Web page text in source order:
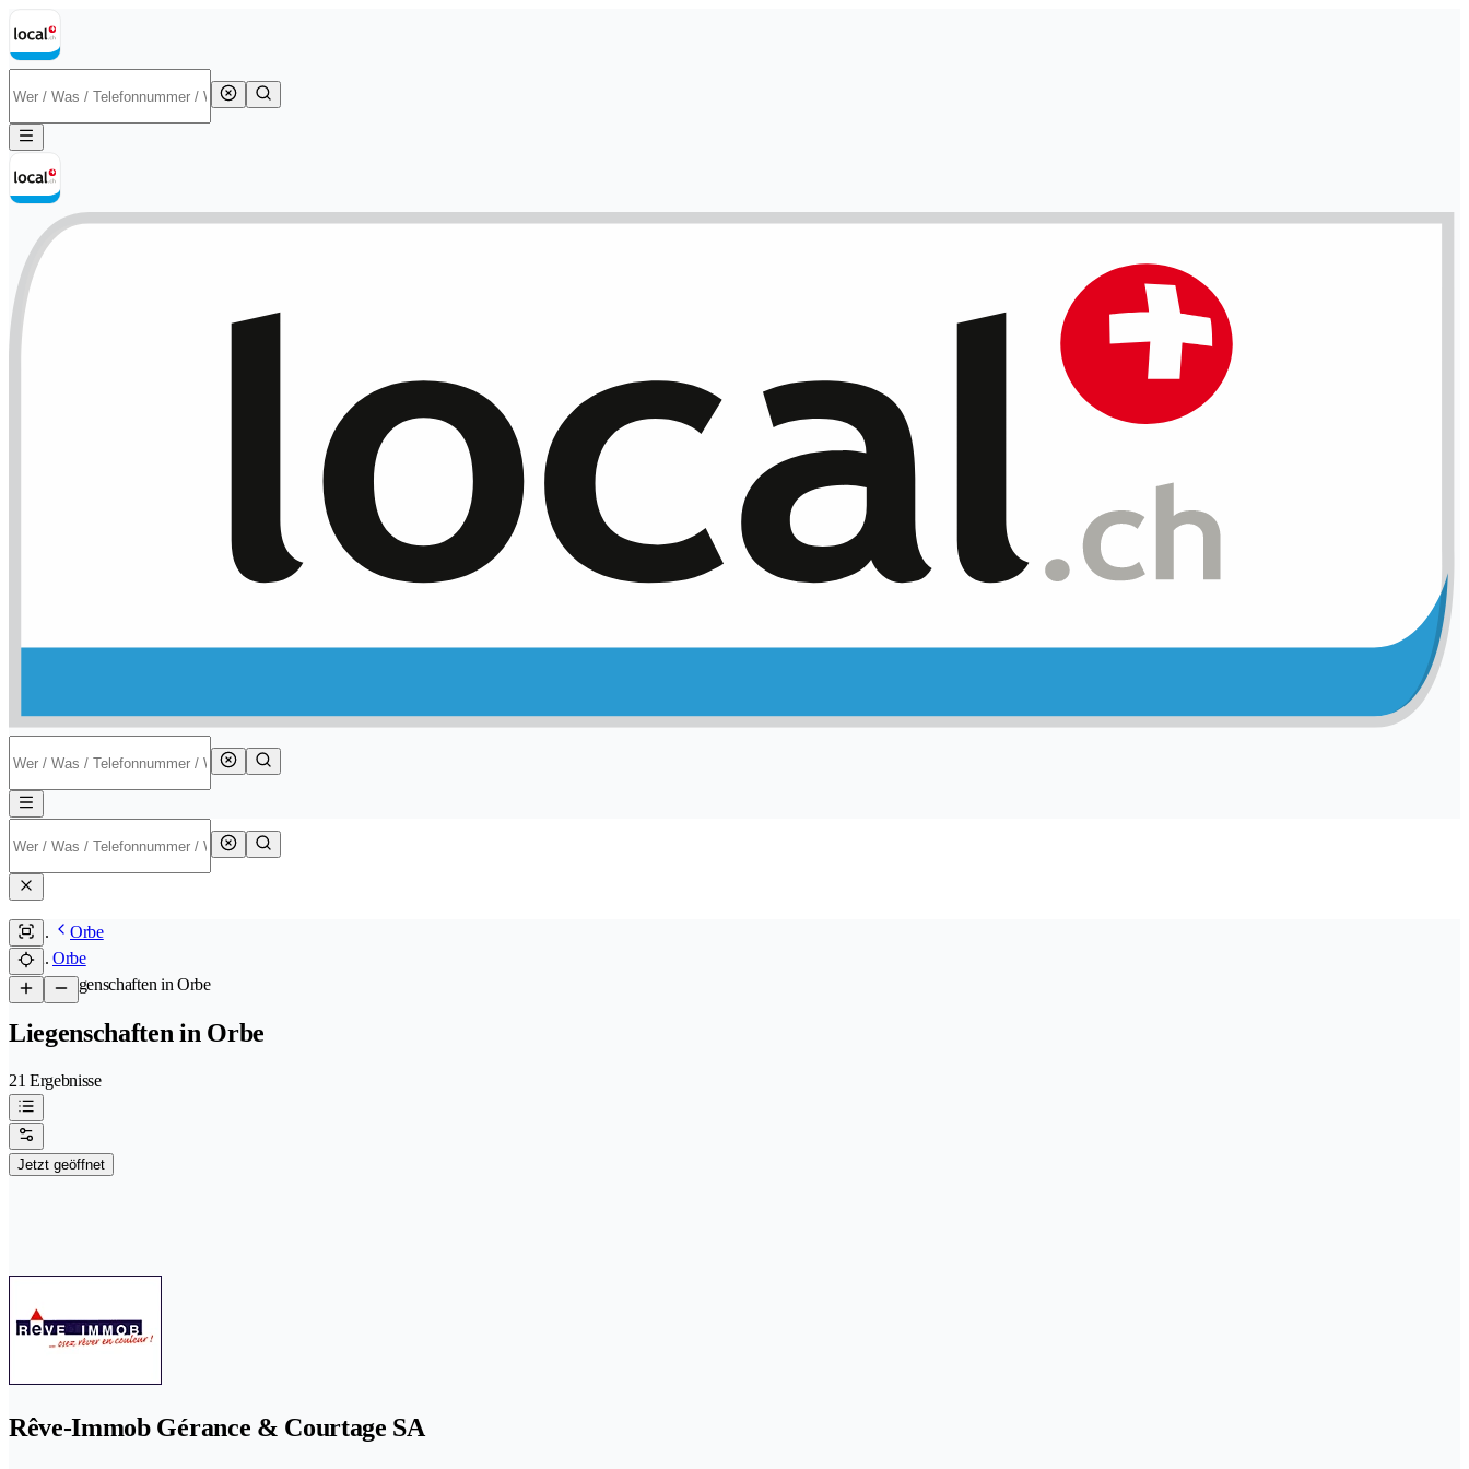
Orbe
Orbe
/Liegenschaften in Orbe
Liegenschaften in Orbe
21 Ergebnisse
Jetzt geöffnet
Rêve-Immob Gérance & Courtage SA